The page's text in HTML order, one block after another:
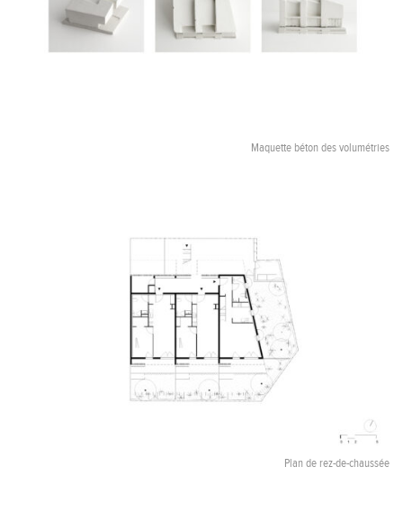
Maquette béton des volumétries
Plan de rez-de-chaussée